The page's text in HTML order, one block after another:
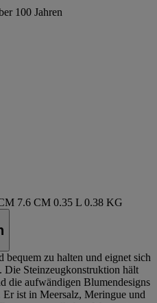
100 Jahren
7.6 CM 0.35 L 0.38 KG
bequem zu halten und eignet sich
Steinzeugkonstruktion hält
die aufwändigen Blumendesigns
Er ist in Meersalz, Meringue und